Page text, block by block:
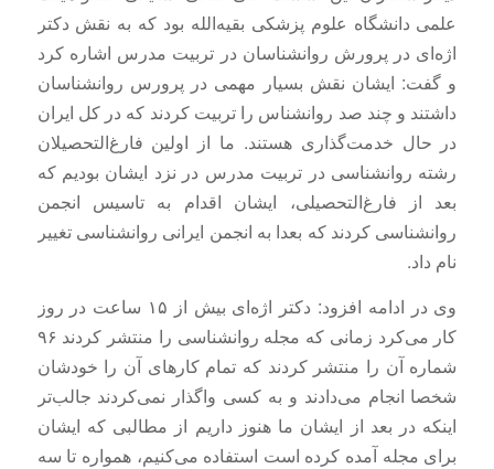
علمی دانشگاه علوم پزشکی بقیه‌الله بود که به نقش دکتر
اژه‌ای در پرورش روانشناسان در تربیت مدرس اشاره کرد
و گفت: ایشان نقش بسیار مهمی در پرورس روانشناسان
داشتند و چند صد روانشناس را تربیت کردند که در کل ایران
در حال خدمت‌گذاری هستند. ما از اولین فارغ‌التحصیلان
رشته روانشناسی در تربیت مدرس در نزد ایشان بودیم که
بعد از فارغ‌التحصیلی، ایشان اقدام به تاسیس انجمن
روانشناسی کردند که بعدا به انجمن ایرانی روانشناسی تغییر
نام داد.
وی در ادامه افزود: دکتر اژه‌ای بیش از ۱۵ ساعت در روز
کار می‌کرد زمانی که مجله روانشناسی را منتشر کردند ۹۶
شماره آن را منتشر کردند که تمام کارهای آن را خودشان
شخصا انجام می‌دادند و به کسی واگذار نمی‌کردند جالب‌تر
اینکه در بعد از ایشان ما هنوز داریم از مطالبی که ایشان
برای مجله آمده کرده است استفاده می‌کنیم، همواره تا سه